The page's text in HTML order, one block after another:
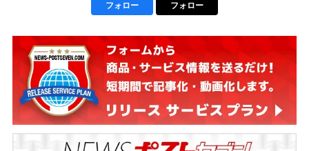
フォロー フォロー